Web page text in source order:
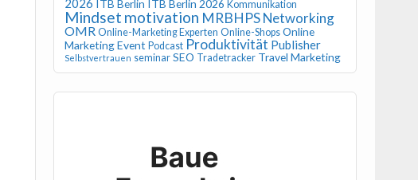
2026 ITB Berlin ITB Berlin 2026 Kommunikation
Mindset motivation MRBHPS Networking
OMR Online-Marketing Experten Online-Shops Online
Marketing Event Podcast Produktivität Publisher
Selbstvertrauen seminar SEO Tradetracker Travel Marketing